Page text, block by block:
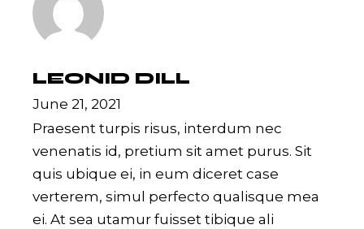
LEONID DILL
June 21, 2021
Praesent turpis risus, interdum nec
venenatis id, pretium sit amet purus. Sit
quis ubique ei, in eum diceret case
verterem, simul perfecto qualisque mea
ei. At sea utamur fuisset tibique ali